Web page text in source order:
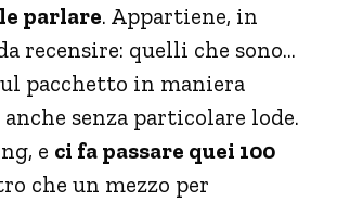
parlare. Appartiene, in
recensire: quelli che sono…
pacchetto in maniera
senza particolare lode.
e ci fa passare quei 100
che un mezzo per